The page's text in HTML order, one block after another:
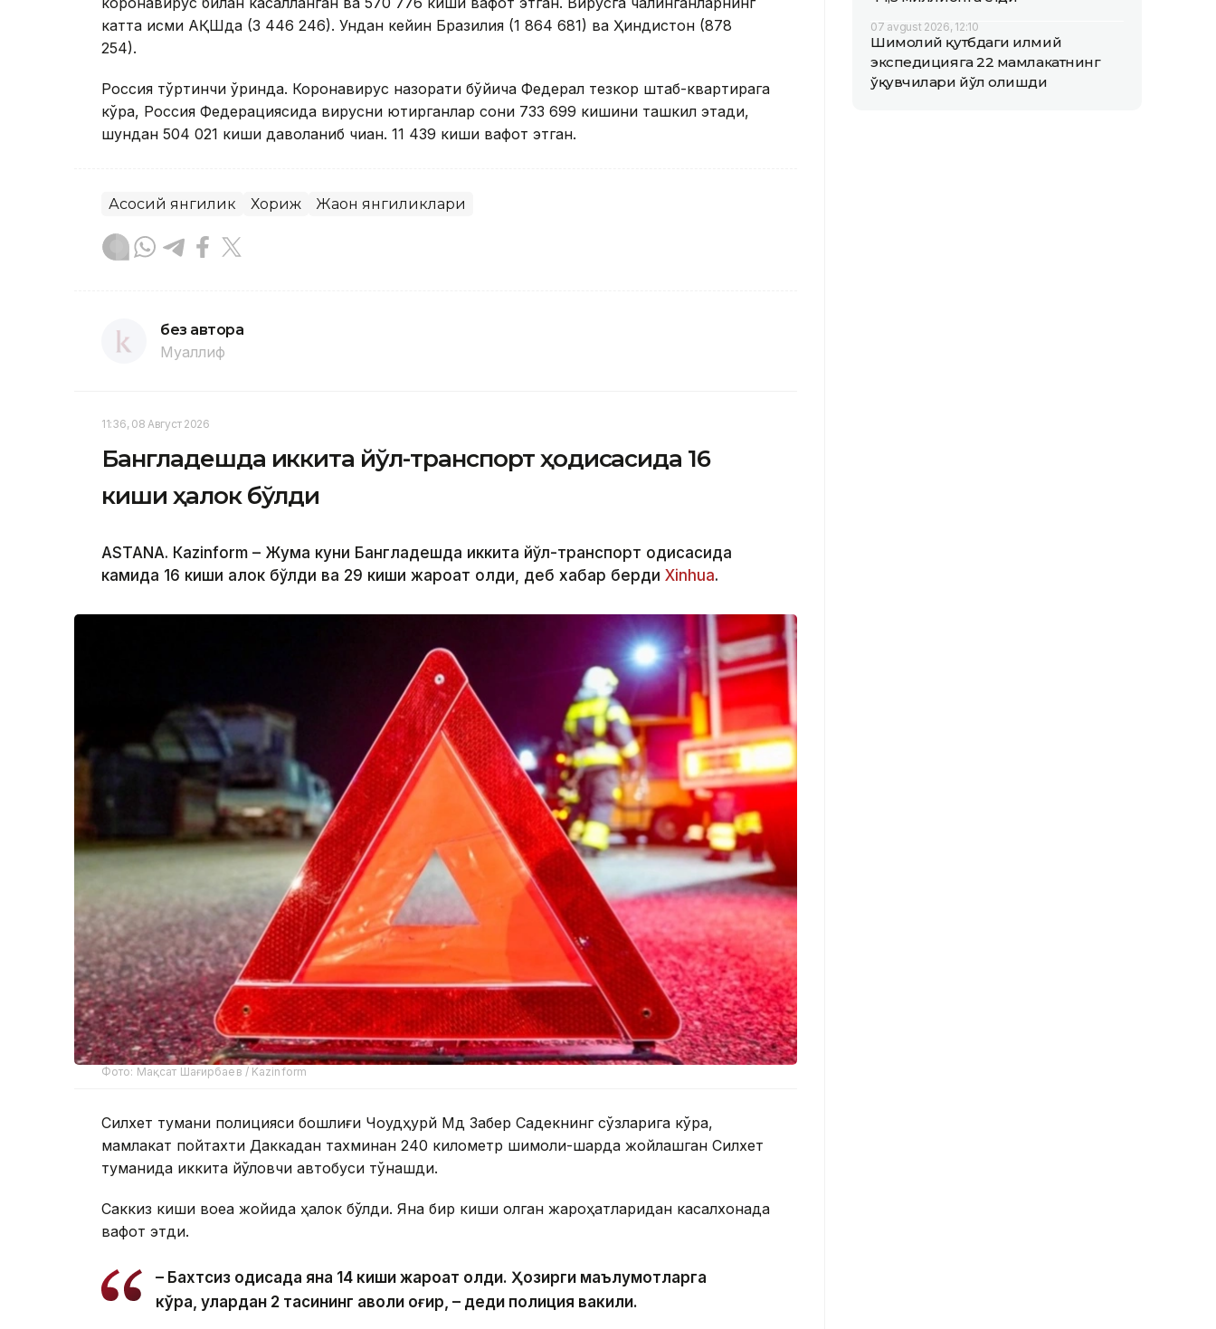
катта қисми АҚШда (3 446 246). Ундан кейин Бразилия (1 864 681) ва Ҳиндистон (878
254).
Россия тўртинчи ўринда. Коронавирус назорати бўйича Федерал тезкор штаб-квартирага
кўра, Россия Федерациясида вирусни юқтирганлар сони 733 699 кишини ташкил этади,
шундан 504 021 киши даволаниб чиққан. 11 439 киши вафот этган.
Асосий янгилик Хориж Жаҳон янгиликлари
без автора
Муаллиф
11:36, 08 Август 2026
Бангладешда иккита йўл-транспорт ҳодисасида 16
киши ҳалок бўлди
ASTANА. Кazinform – Жума куни Бангладешда иккита йўл-транспорт ҳодисасида
камида 16 киши ҳалок бўлди ва 29 киши жароҳат олди, деб хабар берди Xinhua.
Фото: Мақсат Шағирбаев / Kazinform
Силхет тумани полицияси бошлиғи Чоудҳурй Мд Забер Садекнинг сўзларига кўра,
мамлакат пойтахти Даккадан тахминан 240 километр шимоли-шарқда жойлашган Силхет
туманида иккита йўловчи автобуси тўқнашди.
Саккиз киши воқеа жойида ҳалок бўлди. Яна бир киши олган жароҳатларидан касалхонада
вафот этди.
– Бахтсиз ҳодисада яна 14 киши жароҳат олди. Ҳозирги маълумотларга
кўра, улардан 2 тасининг аҳволи оғир, – деди полиция вакили.
07 avgust 2026, 12:10
Шимолий қутбдаги илмий
экспедицияга 22 мамлакатнинг
ўқувчилари йўл олишди